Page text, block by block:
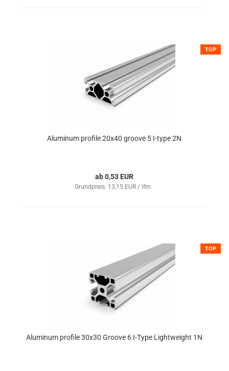
TOP
Aluminum profile 20x40 groove 5 I-type 2N
ab 0,53 EUR
Grundpreis: 13,15 EUR / lfm
TOP
Aluminum profile 30x30 Groove 6 I-Type Lightweight 1N